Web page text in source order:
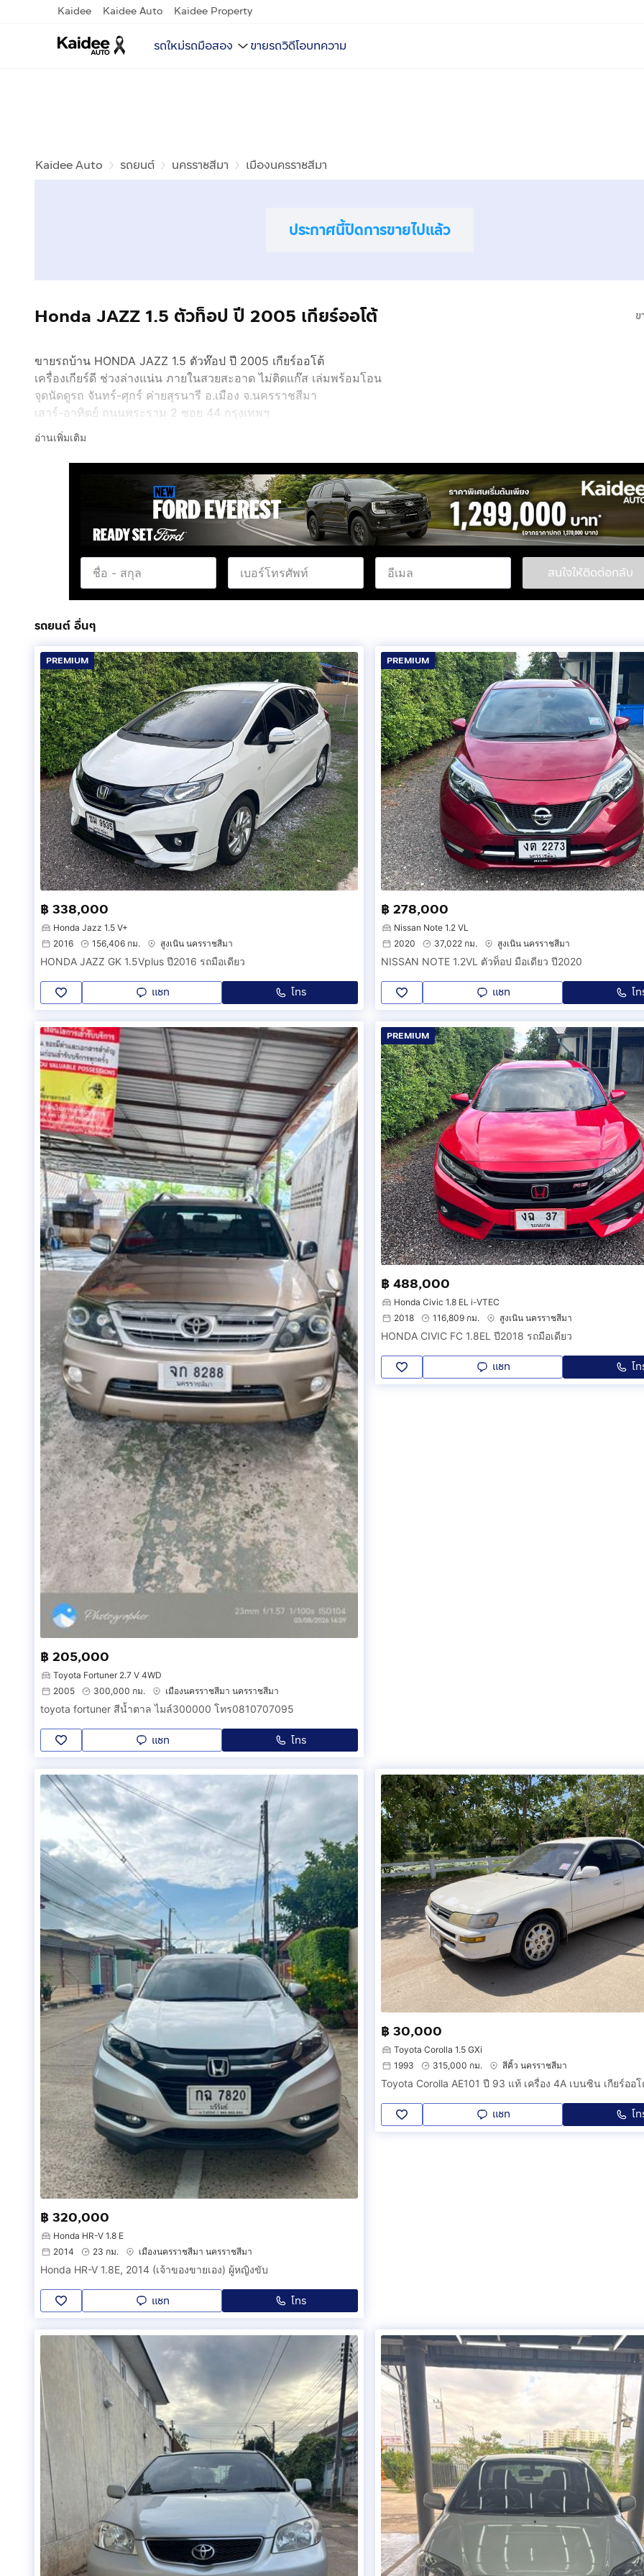
Kaidee Kaidee Auto Kaidee Property
รถใหม่รถมือสอง ขายรถวิดีโอบทความ
Kaidee Auto รถยนต์ นครราชสีมา เมืองนครราชสีมา
ประกาศนี้ปิดการขายไปแล้ว
ข
Honda JAZZ 1.5 ตัวท็อป ปี 2005 เกียร์ออโต้
ขายรถบ้าน HONDA JAZZ 1.5 ตัวท๊อป ปี 2005 เกียร์ออโต้
เครื่องเกียร์ดี ช่วงล่างแน่น ภายในสวยสะอาด ไม่ติดแก๊ส เล่มพร้อมโอน
จุดนัดดูรถ จันทร์-ศุกร์ ค่ายสุรนารี อ.เมือง จ.นครราชสีมา
เสาร์-อาทิตย์ ถนนพระราม 2 ซอย 44 กรุงเทพฯ
ติดต่อคุณวรวุฒิชัย เบอร์
อ่านเพิ่มเติม
สนใจให้ติดต่อกลับ
รถยนต์ อื่นๆ
PREMIUM
฿ 338,000
Honda Jazz 1.5 V+
2016
156,406 กม. สูงเนิน นครราชสีมา
HONDA JAZZ GK 1.5Vplus ปี2016 รถมือเดียว
แชท โทร
PREMIUM
฿ 278,000
Nissan Note 1.2 VL
2020
37,022 กม. สูงเนิน นครราชสีมา
NISSAN NOTE 1.2VL ตัวท็อป มือเดียว ปี2020
แชท โ
฿ 205,000
Toyota Fortuner 2.7 V 4WD
2005
300,000 กม. เมืองนครราชสีมา นครราชสีมา
toyota fortuner สีน้ำตาล ไมล์300000 โทร0810707095
แชท โทร
PREMIUM
฿ 488,000
Honda Civic 1.8 EL i-VTEC
2018
116,809 กม. สูงเนิน นครราชสีมา
HONDA CIVIC FC 1.8EL ปี2018 รถมือเดียว
แชท โ
฿ 320,000
Honda HR-V 1.8 E
2014
23 กม. เมืองนครราชสีมา นครราชสีมา
Honda HR-V 1.8E, 2014 (เจ้าของขายเอง) ผู้หญิงขับ
แชท โทร
฿ 30,000
Toyota Corolla 1.5 GXi
1993
315,000 กม. สีคิ้ว นครราชสีมา
Toyota Corolla AE101 ปี 93 แท้ เครื่อง 4A เบนซิน เกียร์ออ
แชท โ